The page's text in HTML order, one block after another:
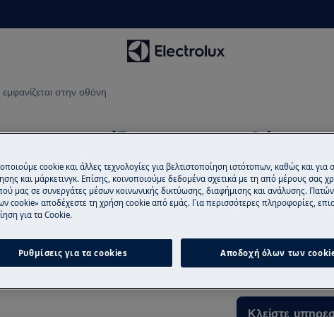
στην οθόνη
εμφανίζεται στην οθόνη
U ή | |. Υποδεικνύει ότι η
είναι ενεργοποιημένη.
Βρίσκεστε στο
προσφέρουμε
τεχνικούς της
Κλείστε
cookie και άλλες τεχνολογίες για βελτιστοποίηση ιστότοπων, καθώς και για
και μάρκετινγκ. Επίσης, κοινοποιούμε δεδομένα σχετικά με τη από μέρους σας
μας σε συνεργάτες μέσων κοινωνικής δικτύωσης, διαφήμισης και ανάλυσης.
cookie» αποδέχεστε τη χρήση cookie από εμάς. Για περισσότερες πληροφορίες,
για τα Cookie.
Ρυθμίσεις για τα cookies Αποδοχή όλων των